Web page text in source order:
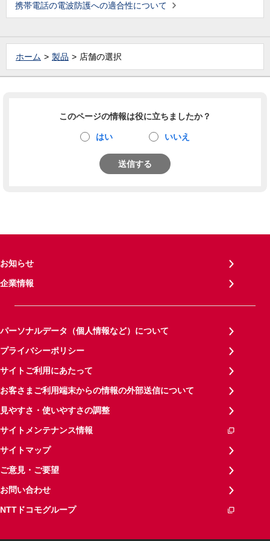
携帯電話の電波防護への適合性について
ホーム 製品 店舗の選択
このページの情報は役に立ちましたか？
はい いいえ
送信する
お知らせ
企業情報
パーソナルデータ（個人情報など）について
プライバシーポリシー
サイトご利用にあたって
お客さまご利用端末からの情報の外部送信について
見やすさ・使いやすさの調整
サイトメンテナンス情報
サイトマップ
ご意見・ご要望
お問い合わせ
NTTドコモグループ